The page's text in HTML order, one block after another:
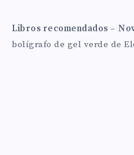
Libros recomendados –
bolígrafo de gel verde de